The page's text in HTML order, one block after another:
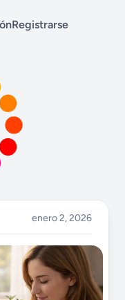
Registrarse
enero 2, 2026